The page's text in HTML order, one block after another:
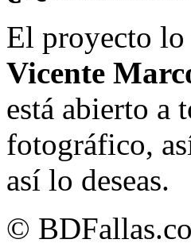
El proyecto lo
Vicente
está abierto a
fotográfico,
así lo deseas.
©